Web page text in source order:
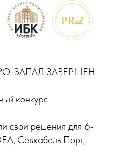
ЗАПАД ЗАВЕРШЕН
конкурс
свои решения для 6-
Севкабель Порт,